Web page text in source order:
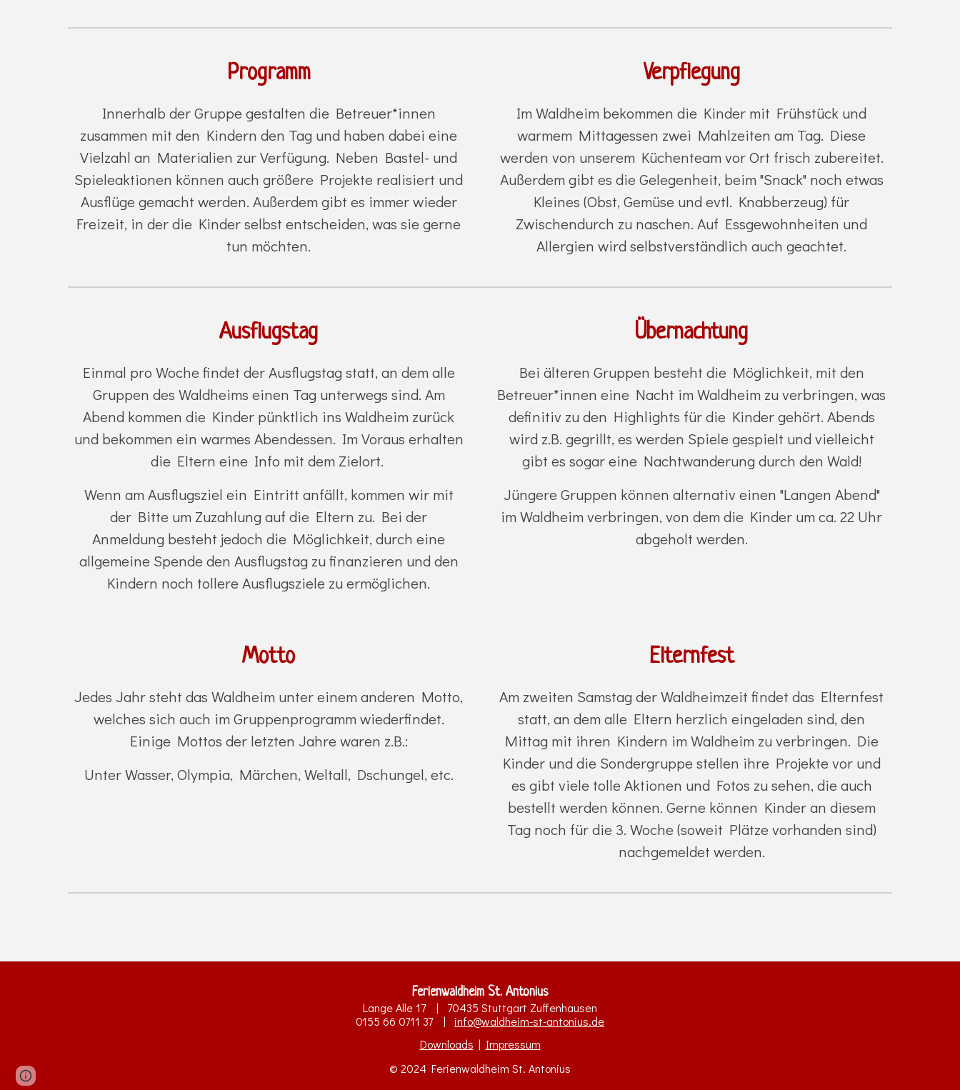
Programm
Innerhalb der Gruppe gestalten die Betreuer*innen
zusammen mit den Kindern den Tag und haben dabei eine
Vielzahl an Materialien zur Verfügung. Neben Bastel- und
Spieleaktionen können auch größere Projekte realisiert und
Ausflüge gemacht werden. Außerdem gibt es immer wieder
Freizeit, in der die Kinder selbst entscheiden, was sie gerne
tun möchten.
Verpflegung
Im Waldheim bekommen die Kinder mit Frühstück und
warmem Mittagessen zwei Mahlzeiten am Tag. Diese
werden von unserem Küchenteam vor Ort frisch zubereitet.
Außerdem gibt es die Gelegenheit, beim "Snack" noch etwas
Kleines (Obst, Gemüse und evtl. Knabberzeug) für
Zwischendurch zu naschen. Auf Essgewohnheiten und
Allergien wird selbstverständlich auch geachtet.
Ausflugstag
Einmal pro Woche findet der Ausflugstag statt, an dem alle
Gruppen des Waldheims einen Tag unterwegs sind. Am
Abend kommen die Kinder pünktlich ins Waldheim zurück
und bekommen ein warmes Abendessen. Im Voraus erhalten
die Eltern eine Info mit dem Zielort.
Wenn am Ausflugsziel ein Eintritt anfällt, kommen wir mit
der Bitte um Zuzahlung auf die Eltern zu. Bei der
Anmeldung besteht jedoch die Möglichkeit, durch eine
allgemeine Spende den Ausflugstag zu finanzieren und den
Kindern noch tollere Ausflugsziele zu ermöglichen.
Übernachtung
Bei älteren Gruppen besteht die Möglichkeit, mit den
Betreuer*innen eine Nacht im Waldheim zu verbringen, was
definitiv zu den Highlights für die Kinder gehört. Abends
wird z.B. gegrillt, es werden Spiele gespielt und vielleicht
gibt es sogar eine Nachtwanderung durch den Wald!
Jüngere Gruppen können alternativ einen "Langen Abend"
im Waldheim verbringen, von dem die Kinder um ca. 22 Uhr
abgeholt werden.
Motto
Jedes Jahr steht das Waldheim unter einem anderen Motto,
welches sich auch im Gruppenprogramm wiederfindet.
Einige Mottos der letzten Jahre waren z.B.:
Unter Wasser, Olympia, Märchen, Weltall, Dschungel, etc.
Elternfest
Am zweiten Samstag der Waldheimzeit findet das Elternfest
statt, an dem alle Eltern herzlich eingeladen sind, den
Mittag mit ihren Kindern im Waldheim zu verbringen. Die
Kinder und die Sondergruppe stellen ihre Projekte vor und
es gibt viele tolle Aktionen und Fotos zu sehen, die auch
bestellt werden können. Gerne können Kinder an diesem
Tag noch für die 3. Woche (soweit Plätze vorhanden sind)
nachgemeldet werden.
Ferienwaldheim St. Antonius
Lange Alle 17 | 70435 Stuttgart Zuffenhausen
0155 66 0711 37 | info@waldheim-st-antonius.de
Downloads | Impressum
© 2024 Ferienwaldheim St. Antonius